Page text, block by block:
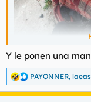
Y le ponen una
R
e
PAYONNER, laeas